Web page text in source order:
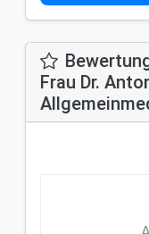
Frau Dr.